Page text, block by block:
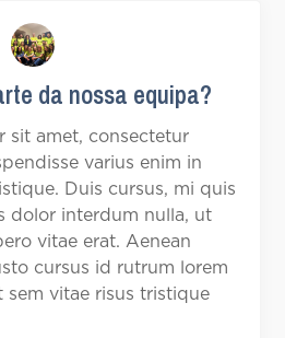
da nossa equipa?
sit amet, consectetur
varius enim in
Duis cursus, mi quis
dolor interdum nulla, ut
vitae erat. Aenean
cursus id rutrum lorem
sem vitae risus tristique